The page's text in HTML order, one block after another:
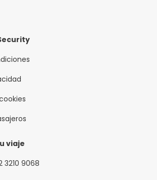
viaje
3210 9068